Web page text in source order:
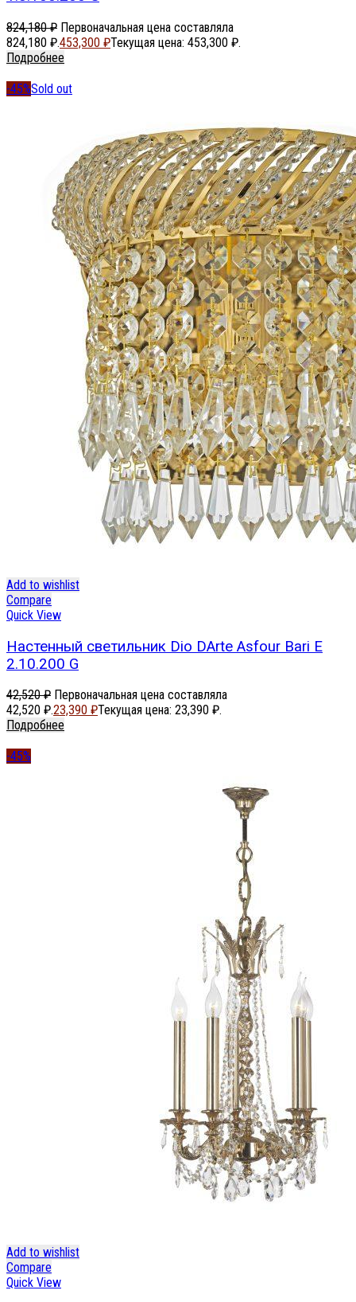
824,180₽ Первоначальная цена составляла
824,180 ₽.453,300 ₽Текущая цена: 453,300 ₽.
Подробнее
-45%Sold out
Add to wishlist
Compare
Quick View
Настенный светильник Dio DArte Asfour Bari E
2.10.200 G
42,520₽ Первоначальная цена составляла
42,520 ₽.23,390 ₽Текущая цена: 23,390 ₽.
Подробнее
-45%
Add to wishlist
Compare
Quick View